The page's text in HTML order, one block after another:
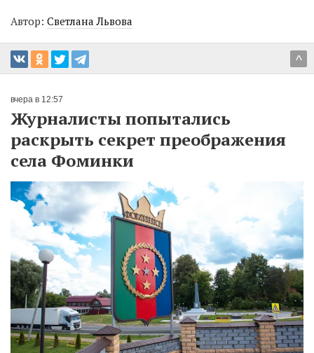
Автор: Светлана Львова
^
вчера в 12:57
Журналисты попытались
раскрыть секрет преображения
села Фоминки